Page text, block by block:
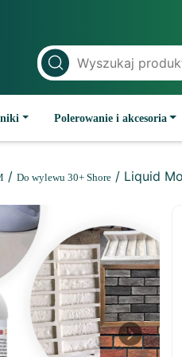
Polerowanie i akcesoria
/ Do wylewu 30+ Shore / Liquid
Next